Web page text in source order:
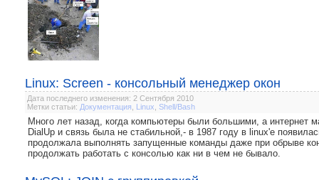
Linux: Screen - консольный менеджер окон
Дата последнего изменения: 2 Сентября 2010
Метки статьи: Документация Linux Shell/Bash
Много лет назад, когда компьютеры были большими, а интернет
DialUp и связь была не стабильной,- в 1987 году в linux'е
продолжала выполнять запущенные команды даже при обрыве
продолжать работать с консолью как ни в чем не бывало.